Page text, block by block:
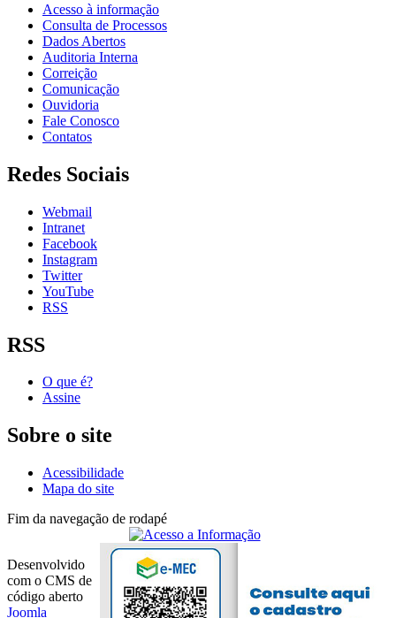
Acesso à informação
Consulta de Processos
Dados Abertos
Auditoria Interna
Correição
Comunicação
Ouvidoria
Fale Conosco
Contatos
Redes Sociais
Webmail
Intranet
Facebook
Instagram
Twitter
YouTube
RSS
RSS
O que é?
Assine
Sobre o site
Acessibilidade
Mapa do site
Fim da navegação de rodapé
Desenvolvido
com o CMS de
código aberto
Joomla